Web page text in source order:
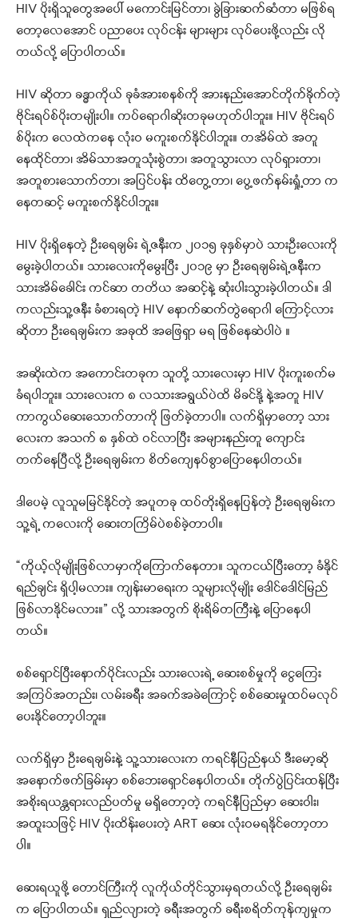
HIV ပိုးရှိသူတွေအပေါ် မကောင်းမြင်တာ၊ ခွဲခြားဆက်ဆံတာ မဖြစ်ရ
တော့လေအောင် ပညာပေး လုပ်ငန်း များများ လုပ်ပေးဖို့လည်း လို
တယ်လို့ ပြောပါတယ်။
HIV ဆိုတာ ခန္ဓာကိုယ် ခုခံအားစနစ်ကို အားနည်း‌အောင်တိုက်ခိုက်တဲ့
ဗိုင်းရပ်စ်ပိုးတမျိုးပါ။ ကပ်‌ရောဂါဆိုးတခုမဟုတ်ပါဘူး။ HIV ဗိုင်းရပ်
စ်ပိုးက လေထဲကနေ လုံးဝ မကူးစက်နိုင်ပါဘူး။ တအိမ်ထဲ အတူ
နေထိုင်တာ၊ အိမ်သာအတူသုံးစွဲတာ၊ အတူသွားလာ လုပ်ရှားတာ၊
အတူစားသောက်တာ၊ အပြင်ပန်း ထိတွေ့တာ၊ ပွေ့ဖက်နမ်းရှုံ့တာ က
နေတဆင့် မကူးစက်နိုင်ပါဘူး။
HIV ပိုးရှိနေတဲ့ ဦးရေချမ်း ရဲ့ဇနီးက ၂၀၁၅ ခုနှစ်မှာပဲ သားဦးလေးကို
မွေးခဲ့ပါတယ်။ သားလေးကိုမွေးပြီး ၂၀၁၉ မှာ ဦးရေချမ်းရဲ့ဇနီးက
သားအိမ်ခေါင်း ကင်ဆာ တတိယ အဆင့်နဲ့ ဆုံးပါးသွားခဲ့ပါတယ်။ ဒါ
ကလည်းသူ့ဇနီး ခံစားရတဲ့ HIV နောက်ဆက်တွဲရောဂါ ကြောင့်လား
ဆိုတာ ဦးရေချမ်းက အခုထိ အဖြေရှာ မရ ဖြစ်နေဆဲပါပဲ ။
အဆိုးထဲက အကောင်းတခုက သူတို့ သားလေးမှာ HIV ပိုးကူးစက်မ
ခံရပါဘူး။ သားလေးက ၈ လသားအရွယ်ပဲထိ မိခင်နို့ နဲ့အတူ HIV
ကာကွယ်ဆေးသောက်တာကို ဖြတ်ခဲ့တာပါ။ လက်ရှိမှာတော့ သား
လေးက အသက် ၈ နှစ်ထဲ ဝင်လာပြီး အများနည်းတူ ကျောင်း
တက်နေပြီလို့ ဦးရေချမ်းက စိတ်ကျေနပ်စွာပြောနေပါတယ်။
ဒါပေမဲ့ လူသူမမြင်နိုင်တဲ့ အပူတခု ထပ်တိုးရှိနေပြန်တဲ့ ဦးရေချမ်းက
သူ့ရဲ့ ကလေးကို ဆေးတကြိမ်ပဲစစ်ခဲ့တာပါ။
“ကိုယ့်လိုမျိုးဖြစ်လာမှာကိုကြောက်နေတာ။ သူကငယ်ပြီးတော့ ခံနိုင်
ရည်ချင်း ရှိပါ့မလား။ ကျန်းမာရေးက သူများလိုမျိုး ဒေါင်ဒေါင်မြည်
ဖြစ်လာနိုင်မလား။” လို့ သားအတွက် စိုးရိမ်တကြီးနဲ့ ပြောနေပါ
တယ်။
စစ်ရှောင်ပြီးနောက်ပိုင်းလည်း သားလေးရဲ့ ဆေးစစ်မှုကို ငွေကြေး
အကြပ်အတည်း၊ လမ်းခရီး အခက်အခဲကြောင့် စစ်ဆေးမှုထပ်မလုပ်
ပေးနိုင်တော့ပါဘူး။
လက်ရှိမှာ ဦးရေချမ်းနဲ့ သူ့သားလေးက ကရင်နီပြည်နယ် ဒီးမော့ဆို
အနောက်ဖက်ခြမ်းမှာ စစ်ဘေးရှောင်နေပါတယ်။ တိုက်ပွဲပြင်းထန်ပြီး
အစိုးရယန္တရားလည်ပတ်မှု မရှိတော့တဲ့ ကရင်နီပြည်မှာ ဆေးဝါး၊
အထူးသဖြင့် HIV ပိုးထိန်းပေးတဲ့ ART ဆေး လုံးဝမရနိုင်တော့တာ
ပါ။
ဆေးရယူဖို့ တောင်ကြီးကို လူကိုယ်တိုင်သွားမှရတယ်လို့ ဦး‌ရေချမ်း
က ပြောပါတယ်။ ရှည်လျားတဲ့ ခရီးအတွက် ခရီးစရိတ်ကုန်ကျမှုက